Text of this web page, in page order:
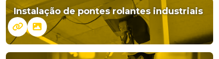
Instalação de pontes rolantes industriais